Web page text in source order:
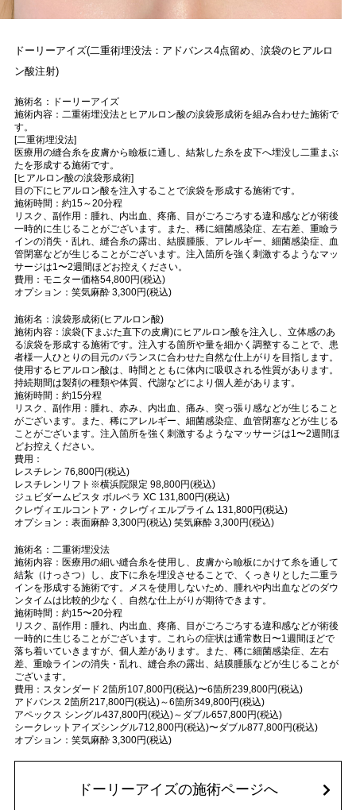
ドーリーアイズ(二重術埋没法：アドバンス4点留め、涙袋のヒアルロ
ン酸注射)
施術名：ドーリーアイズ
施術内容：二重術埋没法とヒアルロン酸の涙袋形成術を組み合わせた施術で
す。
[二重術埋没法]
医療用の縫合糸を皮膚から瞼板に通し、結紮した糸を皮下へ埋没し二重まぶ
たを形成する施術です。
[ヒアルロン酸の涙袋形成術]
目の下にヒアルロン酸を注入することで涙袋を形成する施術です。
施術時間：約15～20分程
リスク、副作用：腫れ、内出血、疼痛、目がごろごろする違和感などが術後
一時的に生じることがございます。また、稀に細菌感染症、左右差、重瞼ラ
インの消失・乱れ、縫合糸の露出、結膜腫脹、アレルギー、細菌感染症、血
管閉塞などが生じることがございます。注入箇所を強く刺激するようなマッ
サージは1〜2週間ほどお控えください。
費用：モニター価格54,800円(税込)
オプション：笑気麻酔 3,300円(税込)
施術名：涙袋形成術(ヒアルロン酸)
施術内容：涙袋(下まぶた直下の皮膚)にヒアルロン酸を注入し、立体感のあ
る涙袋を形成する施術です。注入する箇所や量を細かく調整することで、患
者様一人ひとりの目元のバランスに合わせた自然な仕上がりを目指します。
使用するヒアルロン酸は、時間とともに体内に吸収される性質があります。
持続期間は製剤の種類や体質、代謝などにより個人差があります。
施術時間：約15分程
リスク、副作用：腫れ、赤み、内出血、痛み、突っ張り感などが生じること
がございます。また、稀にアレルギー、細菌感染症、血管閉塞などが生じる
ことがございます。注入箇所を強く刺激するようなマッサージは1〜2週間ほ
どお控えください。
費用：
レスチレン 76,800円(税込)
レスチレンリフト※横浜院限定 98,800円(税込)
ジュビダームビスタ ボルベラ XC 131,800円(税込)
クレヴィエルコントア・クレヴィエルプライム 131,800円(税込)
オプション：表面麻酔 3,300円(税込) 笑気麻酔 3,300円(税込)
施術名：二重術埋没法
施術内容：医療用の細い縫合糸を使用し、皮膚から瞼板にかけて糸を通して
結紮（けっさつ）し、皮下に糸を埋没させることで、くっきりとした二重ラ
インを形成する施術です。メスを使用しないため、腫れや内出血などのダウ
ンタイムは比較的少なく、自然な仕上がりが期待できます。
施術時間：約15〜20分程
リスク、副作用：腫れ、内出血、疼痛、目がごろごろする違和感などが術後
一時的に生じることがございます。これらの症状は通常数日〜1週間ほどで
落ち着いていきますが、個人差があります。また、稀に細菌感染症、左右
差、重瞼ラインの消失・乱れ、縫合糸の露出、結膜腫脹などが生じることが
ございます。
費用：スタンダード 2箇所107,800円(税込)〜6箇所239,800円(税込)
アドバンス 2箇所217,800円(税込)～6箇所349,800円(税込)
アペックス シングル437,800円(税込)～ダブル657,800円(税込)
シークレットアイズシングル712,800円(税込)〜ダブル877,800円(税込)
オプション：笑気麻酔 3,300円(税込)
ドーリーアイズの施術ページへ